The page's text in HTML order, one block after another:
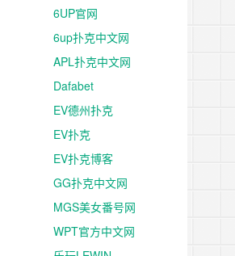
6UP官网
6up扑克中文网
APL扑克中文网
Dafabet
EV德州扑克
EV扑克
EV扑克博客
GG扑克中文网
MGS美女番号网
WPT官方中文网